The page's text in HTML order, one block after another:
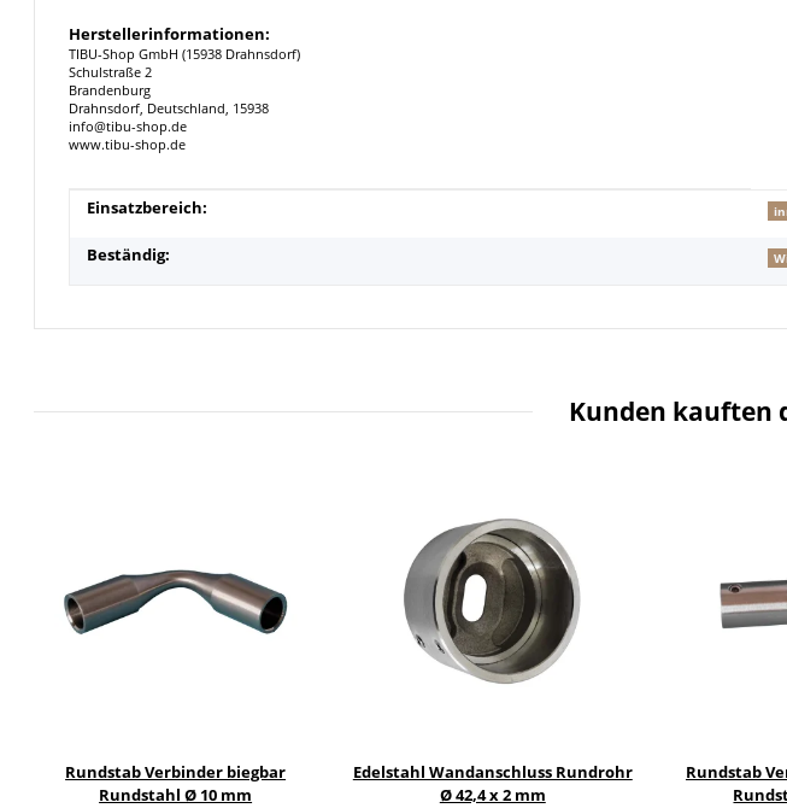
Herstellerinformationen:
TIBU-Shop GmbH (15938 Drahnsdorf)
Schulstraße 2
Brandenburg
Drahnsdorf, Deutschland, 15938
info@tibu-shop.de
www.tibu-shop.de
Produkteigenschaft
Wert
Einsatzbereich:
Beständig:
Kunden kauften
Rundstab Verbinder biegbar
Rundstahl Ø 10 mm
Edelstahl Wandanschluss Rundrohr
Ø 42,4 x 2 mm
Rundstab